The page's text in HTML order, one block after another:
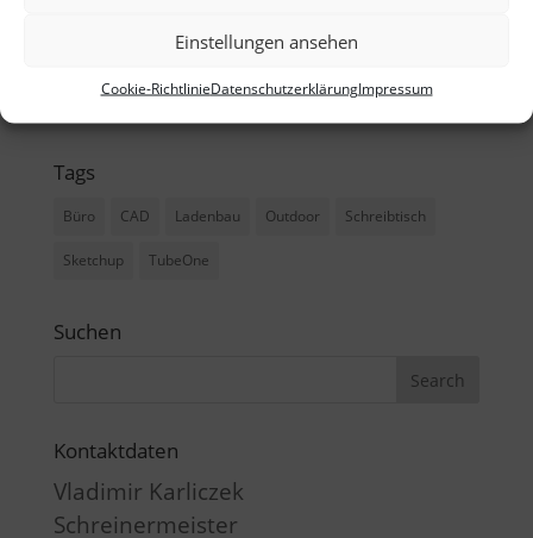
Einstellungen ansehen
Cookie-RichtlinieDatenschutzerklärungImpressum
Tags
Büro CAD Ladenbau Outdoor Schreibtisch
Sketchup TubeOne
Suchen
Kontaktdaten
Vladimir Karliczek
Schreinermeister